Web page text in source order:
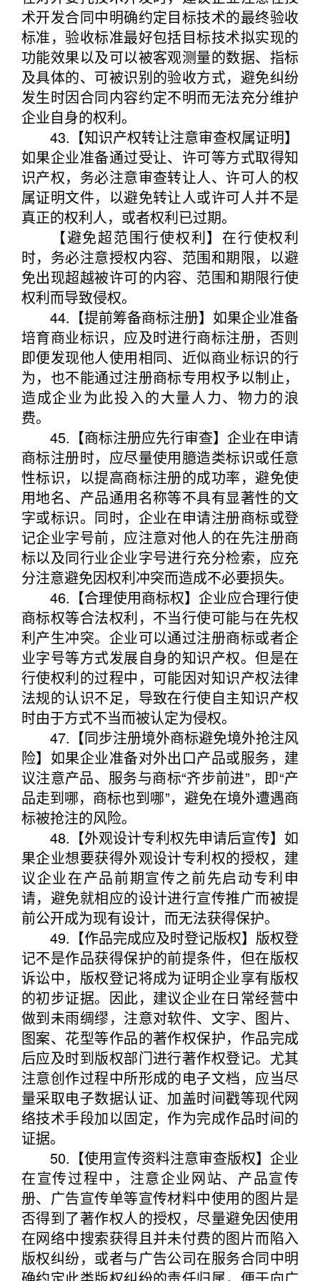
术开发合同中明确约定目标技术的最终验收
标准，验收标准最好包括目标技术拟实现的
功能效果以及可以被客观测量的数据、指标
及具体的、可被识别的验收方式，避免纠纷
发生时因合同内容约定不明而无法充分维护
企业自身的权利。
43.【知识产权转让注意审查权属证明】
如果企业准备通过受让、许可等方式取得知
识产权，务必注意审查转让人、许可人的权
属证明文件，以避免转让人或许可人并不是
真正的权利人，或者权利已过期。
【避免超范围行使权利】在行使权利
时，务必注意授权内容、范围和期限，以避
免出现超越被许可的内容、范围和期限行使
权利而导致侵权。
44.【提前筹备商标注册】如果企业准备
培育商业标识，应及时进行商标注册，否则
即便发现他人使用相同、近似商业标识的行
为，也不能通过注册商标专用权予以制止，
造成企业为此投入的大量人力、物力的浪
费。
45.【商标注册应先行审查】企业在申请
商标注册时，应尽量使用臆造类标识或任意
性标识，以提高商标注册的成功率，避免使
用地名、产品通用名称等不具有显著性的文
字或标识。同时，企业在申请注册商标或登
记企业字号前，应注意对他人的在先注册商
标以及同行业企业字号进行充分检索，应充
分注意避免因权利冲突而造成不必要损失。
46.【合理使用商标权】企业应合理行使
商标权等合法权利，不当行使可能与在先权
利产生冲突。企业可以通过注册商标或者企
业字号等方式发展自身的知识产权。但是在
行使权利的过程中，可能因对知识产权法律
法规的认识不足，导致在行使自主知识产权
时由于方式不当而被认定为侵权。
47.【同步注册境外商标避免境外抢注风
险】如果企业准备对外出口产品或服务，建
议注意产品、服务与商标“齐步前进”，即“产
品走到哪，商标也到哪”，避免在境外遭遇商
标被抢注的风险。
48.【外观设计专利权先申请后宣传】如
果企业想要获得外观设计专利权的授权，建
议企业在产品前期宣传之前先启动专利申
请，避免就相应的设计进行宣传推广而被提
前公开成为现有设计，而无法获得保护。
49.【作品完成应及时登记版权】版权登
记不是作品获得保护的前提条件，但在版权
诉讼中，版权登记将成为证明企业享有版权
的初步证据。因此，建议企业在日常经营中
做到未雨绸缪，注意对软件、文字、图片、
图案、花型等作品的著作权保护，作品完成
后应及时到版权部门进行著作权登记。尤其
注意创作过程中所形成的电子文档，应当尽
量采取电子数据认证、加盖时间戳等现代网
络技术手段加以固定，作为完成作品时间的
证据。
50.【使用宣传资料注意审查版权】企业
在宣传过程中，注意企业网站、产品宣传
册、广告宣传单等宣传材料中使用的图片是
否得到了著作权人的授权，尽量避免因使用
在网络中搜索获得且并未付费的图片而陷入
版权纠纷，或者与广告公司在服务合同中明